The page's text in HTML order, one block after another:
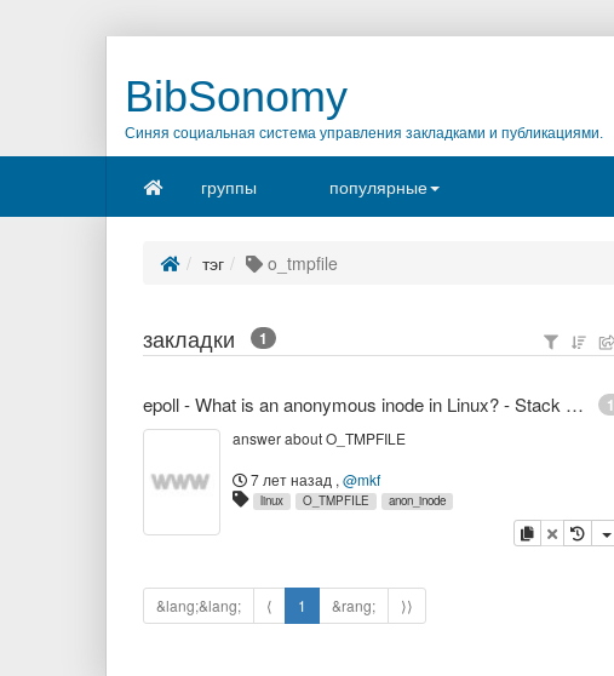
BibSonomy
Синяя социальная система управления закладками и публикациями.
группы популярные
тэг o_tmpfile
закладки 1
1
epoll - What is an anonymous inode in Linux? - Stack Overflow
answer about O_TMPFILE
7 лет назад , @mkf
linux O_TMPFILE anon_inode
копировать
удалить
&lang;&lang; ⟨ 1 &rang; ⟩⟩